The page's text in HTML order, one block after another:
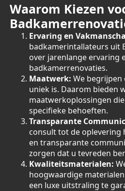
Waarom Kiezen
Ervaring en
badkamerintallateurs uit
over jarenlange ervaring
badkamerrenovaties.
Maatwerk: We
uniek is. Daarom bieden
maatwerkoplossingen
specifieke behoeften.
Transparante
consult tot de oplevering
en transparante
zorgen dat u tevreden
Kwaliteitsmaterialen:
hoogwaardige
een luxe uitstraling te